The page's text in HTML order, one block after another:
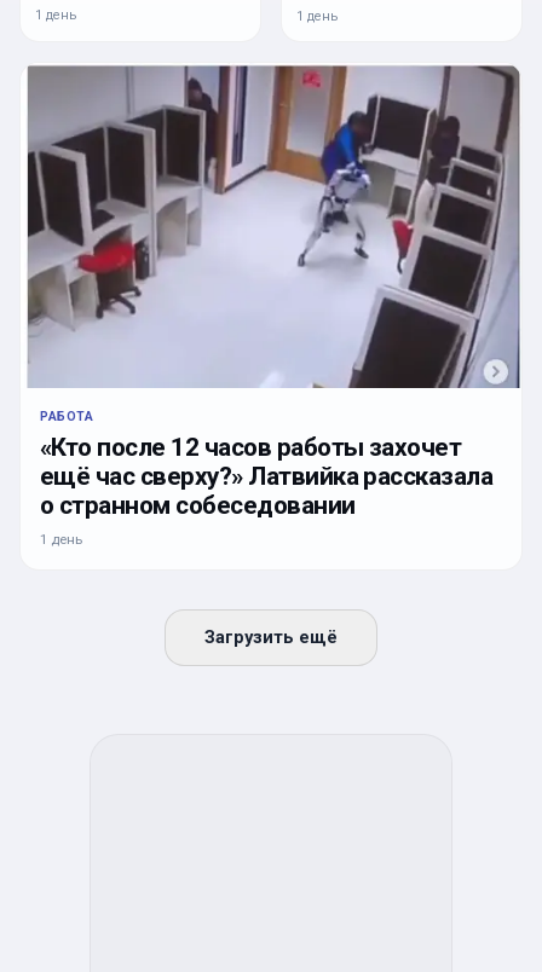
1 день 1 день
РАБОТА
«Кто после 12 часов работы захочет
ещё час сверху?» Латвийка рассказала
о странном собеседовании
1 день
Загрузить ещё